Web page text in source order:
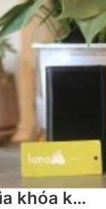
Ví chìa khóa khóa kéo bằng da Nappa Lano VCK03